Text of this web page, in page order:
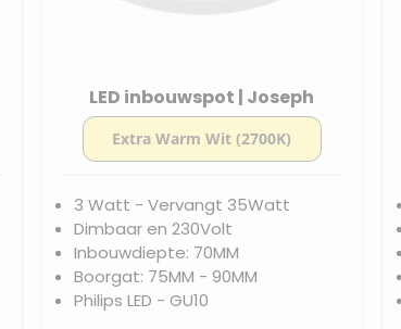
LED inbouwspot | Joseph
3 Watt - Vervangt 35Watt
Dimbaar en 230Volt
Inbouwdiepte: 70MM
Boorgat: 75MM - 90MM
Philips LED - GU10